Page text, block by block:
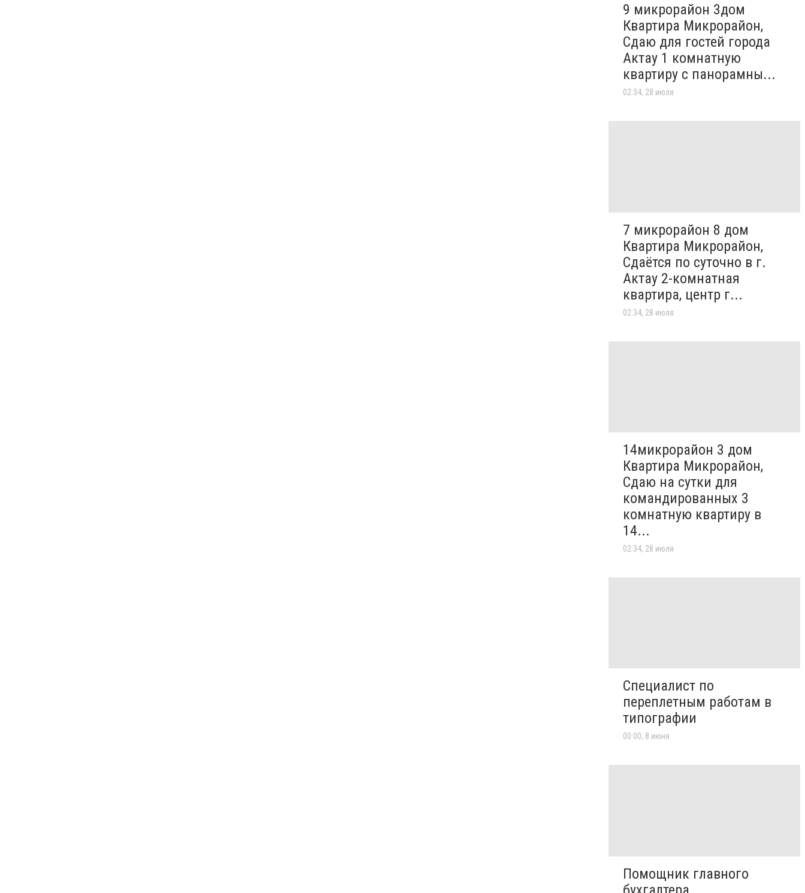
9 микрорайон 3дом
Квартира Микрорайон,
Сдаю для гостей города
Актау 1 комнатную
квартиру с панорамны...
02:34, 28 июля
7 микрорайон 8 дом
Квартира Микрорайон,
Сдаётся по суточно в г.
Актау 2-комнатная
квартира, центр г...
02:34, 28 июля
14микрорайон 3 дом
Квартира Микрорайон,
Сдаю на сутки для
командированных 3
комнатную квартиру в
14...
02:34, 28 июля
Специалист по
переплетным работам в
типографии
00:00, 8 июня
Помощник главного